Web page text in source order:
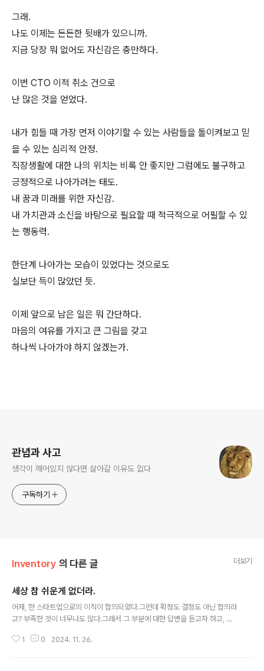
그래.
나도 이제는 든든한 뒷배가 있으니까.
지금 당장 뭐 없어도 자신감은 충만하다.
이번 CTO 이적 취소 건으로
난 많은 것을 얻었다.
내가 힘들 때 가장 먼저 이야기할 수 있는 사람들을 돌이켜보고 믿
을 수 있는 심리적 안정.
직장생활에 대한 나의 위치는 비록 안 좋지만 그럼에도 불구하고
긍정적으로 나아가려는 태도.
내 꿈과 미래를 위한 자신감.
내 가치관과 소신을 바탕으로 필요할 때 적극적으로 어필할 수 있
는 행동력.
한단계 나아가는 모습이 있었다는 것으로도
실보단 득이 많았던 듯.
이제 앞으로 남은 일은 뭐 간단하다.
마음의 여유를 가지고 큰 그림을 갖고
하나씩 나아가야 하지 않겠는가.
관념과 사고
생각이 깨어있지 않다면 살아갈 이유도 없다
구독하기
Inventory 의 다른 글 더보기
세상 참 쉬운게 없더라.
어제, 한 스타트업으로의 이직이 합의되었다.그런데 확정도 결정도 아닌 합의라
고? 부족한 것이 너무나도 많다.그래서 그 부분에 대한 답변을 듣고자 하고, 아
대한 답변이 완료된다면야 뭐. 문제 없는거고. 내가 하고 싶은 일을 마음껏 펼칠
1 0 2024. 11. 26.